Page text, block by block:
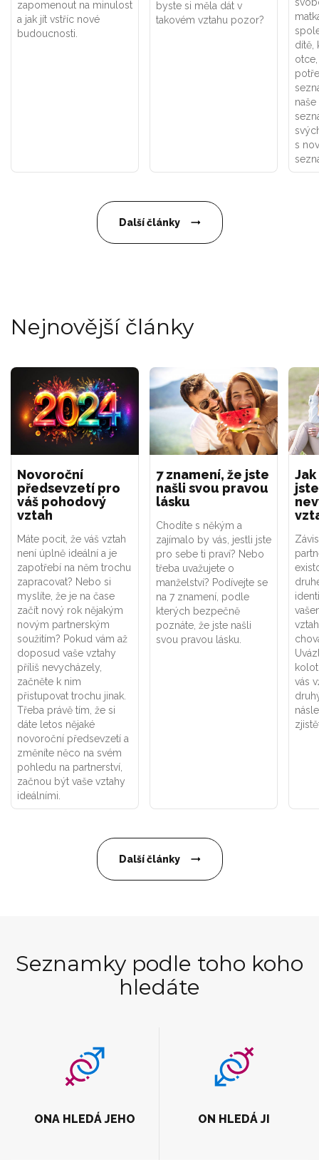
zapomenout na minulost
a jak jít vstříc nové
budoucnosti.
byste si měla dát v
takovém vztahu pozor?
dítě,
s
Další články
Nejnovější články
Novoroční
předsevzetí pro
váš pohodový
vztah
Máte pocit, že váš vztah
není úplně ideální a je
zapotřebí na něm trochu
zapracovat? Nebo si
myslíte, že je na čase
začít nový rok nějakým
novým partnerským
soužitím? Pokud vám až
doposud vaše vztahy
příliš nevycházely,
začněte k nim
přistupovat trochu jinak.
Třeba právě tím, že si
dáte letos nějaké
novoroční předsevzetí a
změníte něco na svém
pohledu na partnerství,
začnou být vaše vztahy
ideálními.
7 znamení, že jste
našli svou pravou
lásku
Chodíte s někým a
zajímalo by vás, jestli jste
pro sebe ti praví? Nebo
třeba uvažujete o
manželství? Podívejte se
na 7 znamení, podle
kterých bezpečně
poznáte, že jste našli
svou pravou lásku.
vás
Další články
Seznamky podle toho koho
hledáte
ONA HLEDÁ JEHO ON HLEDÁ JI